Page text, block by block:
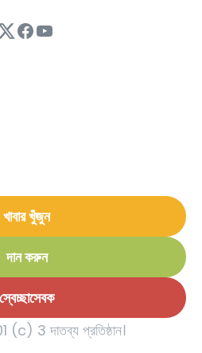
ফেসবুকইউটিউব
খাবার খুঁজুন
দান করুন
স্বেচ্ছাসেবক
3 দাতব্য প্রতিষ্ঠান।